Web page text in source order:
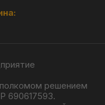
решением
690617593.